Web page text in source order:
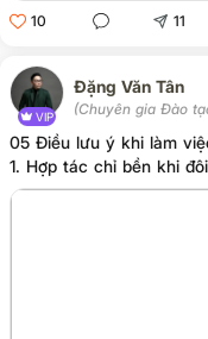
10 11
VIP
Đặng Văn Tân
(Chuyên gia Đào
05 Điều lưu ý khi làm
1. Hợp tác chỉ bền khi